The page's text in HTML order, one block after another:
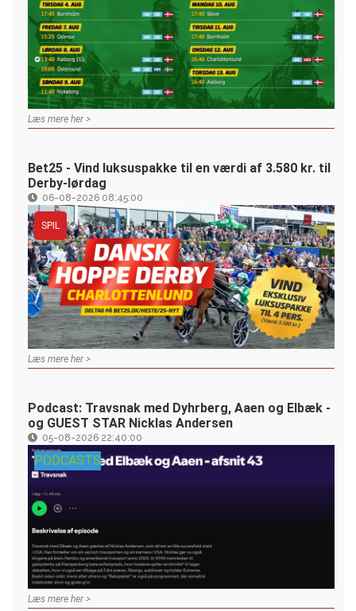
Læs mere her >
Bet25 - Vind luksuspakke til en værdi af 3.580 kr. til
Derby-lørdag
06-08-2026 08:45:00
SPIL
Læs mere her >
Podcast: Travsnak med Dyhrberg, Aaen og Elbæk -
og GUEST STAR Nicklas Andersen
05-08-2026 22:40:00
PODCASTS
Læs mere her >